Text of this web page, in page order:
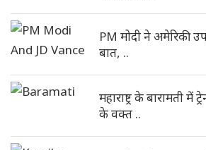
PM मोदी ने अमेरिकी
बात, ..
महाराष्ट्र के बारामती में
के वक्त ..